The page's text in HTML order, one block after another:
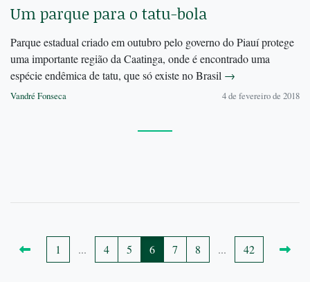
Um parque para o tatu-bola
Parque estadual criado em outubro pelo governo do Piauí protege
uma importante região da Caatinga, onde é encontrado uma
espécie endêmica de tatu, que só existe no Brasil →
Vandré Fonseca 4 de fevereiro de 2018
1 ... 4 5 6 7 8 ... 42